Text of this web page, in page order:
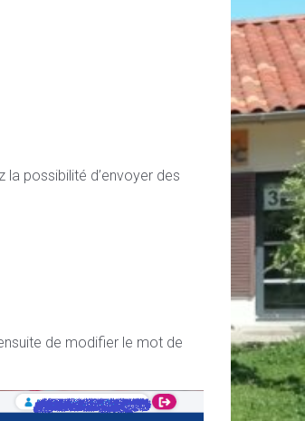
la possibilité d’envoyer des
de modifier le mot de